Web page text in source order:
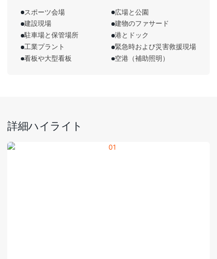
スポーツ会場
広場と公園
建設現場
建物のファサード
駐車場と保管場所
港とドック
工業プラント
緊急時および災害救援現場
看板や大型看板
空港（補助照明）
詳細ハイライト